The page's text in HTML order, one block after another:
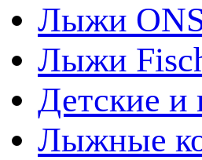
Лыжи
Лыжи
Детские и
Лыжные